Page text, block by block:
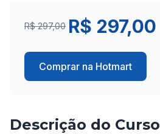
R$ 297,00 R$ 297,00
Comprar na Hotmart
Descrição do Curso